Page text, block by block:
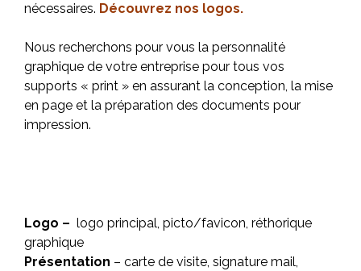
nécessaires. Découvrez nos logos.
Nous recherchons pour vous la personnalité
graphique de votre entreprise pour tous vos
supports « print » en assurant la conception, la mise
en page et la préparation des documents pour
impression.
Logo – logo principal, picto/favicon, réthorique
graphique
Présentation – carte de visite, signature mail,